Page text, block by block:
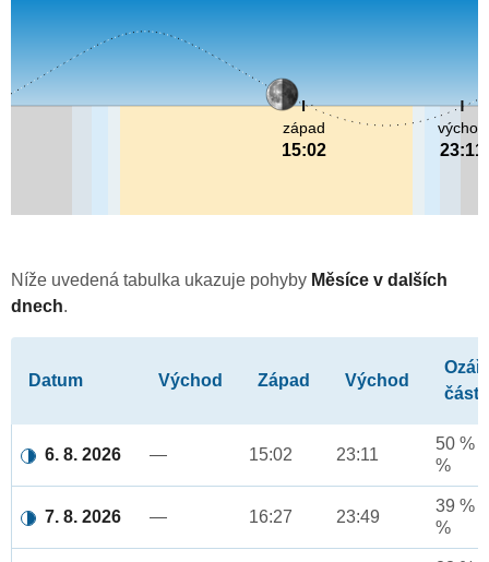
východ
23:11
západ
15:02
Níže uvedená tabulka ukazuje pohyby Měsíce v dalších
dnech.
Datum Východ Západ Východ
část
6. 8. 2026 — 15:02 23:11
50 %
%
7. 8. 2026 — 16:27 23:49
39 %
%